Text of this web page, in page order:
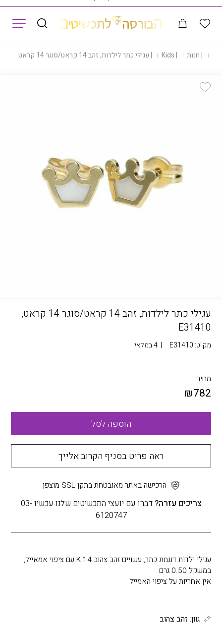
|חנות |
Kids
|עגילי כתר לילדות, זהב 14 קראט/סוגר 14 קראט, E31410
עגילי כתר לילדות, זהב 14 קראט/סוגר 14 קראט,
E31410
מק"ט: E31410
| 4 במלאי
מחיר:
₪782
הוספה לסל
ראה פריט בסניף הקרוב אלייך
הרכישה באתר מאובטחת בתקן SSL מוצפן
צריכים עזרה?
דברו עם יועצי התכשיטים שלנו עכשיו 03-
6120747
עגילי ילדות דוגמת כתר, עשויים זהב צהוב K 14 עם ציפוי אמאייל,
במשקל 0.50 גרם
אין אחריות על ציפוי האמייל
גוון: זהב צהוב